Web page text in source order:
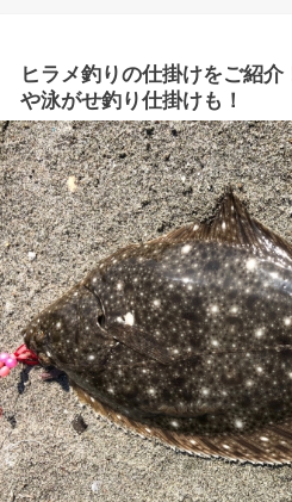
ヒラメ釣りの仕掛けをご紹
や泳がせ釣り仕掛けも！